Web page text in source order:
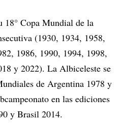
Copa Mundial de la
(1930, 1934, 1958,
1986, 1990, 1994, 1998,
y 2022). La Albiceleste se
de Argentina 1978 y
en las ediciones
y Brasil 2014.